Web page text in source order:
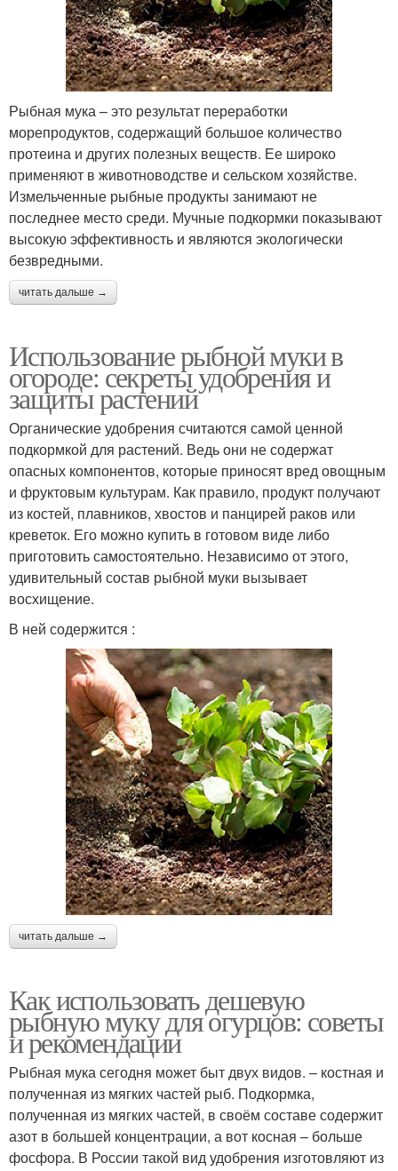
Рыбная мука – это результат переработки
морепродуктов, содержащий большое количество
протеина и других полезных веществ. Ее широко
применяют в животноводстве и сельском хозяйстве.
Измельченные рыбные продукты занимают не
последнее место среди. Мучные подкормки показывают
высокую эффективность и являются экологически
безвредными.
читать дальше →
Использование рыбной муки в
огороде: секреты удобрения и
защиты растений
Органические удобрения считаются самой ценной
подкормкой для растений. Ведь они не содержат
опасных компонентов, которые приносят вред овощным
и фруктовым культурам. Как правило, продукт получают
из костей, плавников, хвостов и панцирей раков или
креветок. Его можно купить в готовом виде либо
приготовить самостоятельно. Независимо от этого,
удивительный состав рыбной муки вызывает
восхищение.
В ней содержится :
читать дальше →
Как использовать дешевую
рыбную муку для огурцов: советы
и рекомендации
Рыбная мука сегодня может быт двух видов. – костная и
полученная из мягких частей рыб. Подкормка,
полученная из мягких частей, в своём составе содержит
азот в большей концентрации, а вот косная – больше
фосфора. В России такой вид удобрения изготовляют из